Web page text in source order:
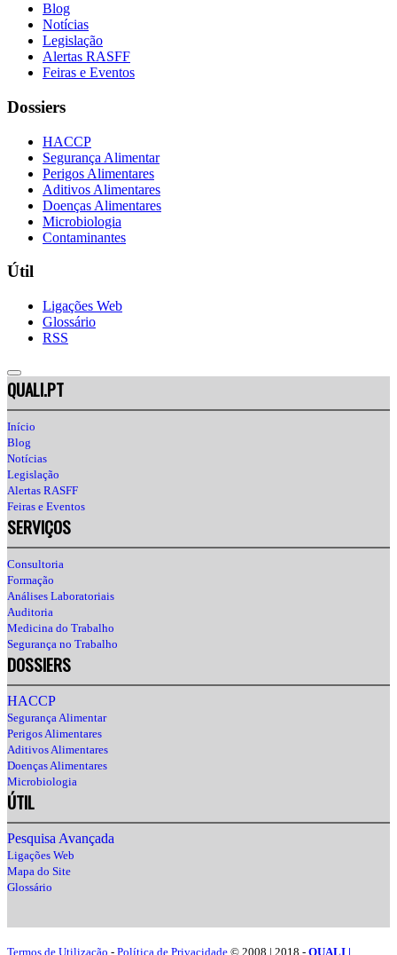
Blog
Notícias
Legislação
Alertas RASFF
Feiras e Eventos
Dossiers
HACCP
Segurança Alimentar
Perigos Alimentares
Aditivos Alimentares
Doenças Alimentares
Microbiologia
Contaminantes
Útil
Ligações Web
Glossário
RSS
QUALI.PT
Início
Blog
Notícias
Legislação
Alertas RASFF
Feiras e Eventos
SERVIÇOS
Consultoria
Formação
Análises Laboratoriais
Auditoria
Medicina do Trabalho
Segurança no Trabalho
DOSSIERS
HACCP
Segurança Alimentar
Perigos Alimentares
Aditivos Alimentares
Doenças Alimentares
Microbiologia
ÚTIL
Pesquisa Avançada
Ligações Web
Mapa do Site
Glossário
Termos de Utilização - Política de Privacidade © 2008 | 2018 - QUALI |